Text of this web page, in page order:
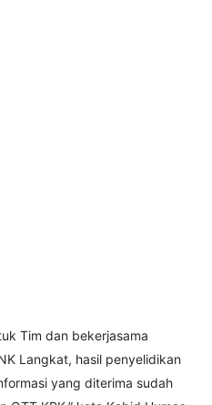
Tim dan bekerjasama
Langkat, hasil penyelidikan
yang diterima sudah